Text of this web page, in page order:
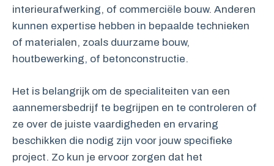
interieurafwerking, of commerciële bouw. Anderen
kunnen expertise hebben in bepaalde technieken
of materialen, zoals duurzame bouw,
houtbewerking, of betonconstructie.
Het is belangrijk om de specialiteiten van een
aannemersbedrijf te begrijpen en te controleren of
ze over de juiste vaardigheden en ervaring
beschikken die nodig zijn voor jouw specifieke
project. Zo kun je ervoor zorgen dat het